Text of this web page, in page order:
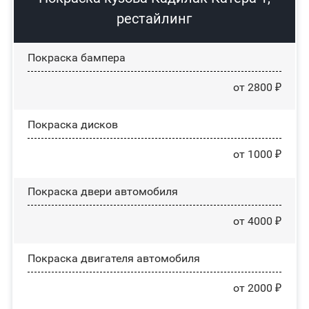
рестайлинг
Покраска бампера
от 2800 ₽
Покраска дисков
от 1000 ₽
Покраска двери автомобиля
от 4000 ₽
Покраска двигателя автомобиля
от 2000 ₽